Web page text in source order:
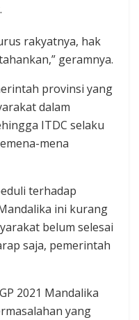
rakyatnya, hak
geramnya.
provinsi yang
dalam
ITDC selaku
mena
terhadap
ini kurang
belum selesai
saja, pemerintah
2021 Mandalika
yang